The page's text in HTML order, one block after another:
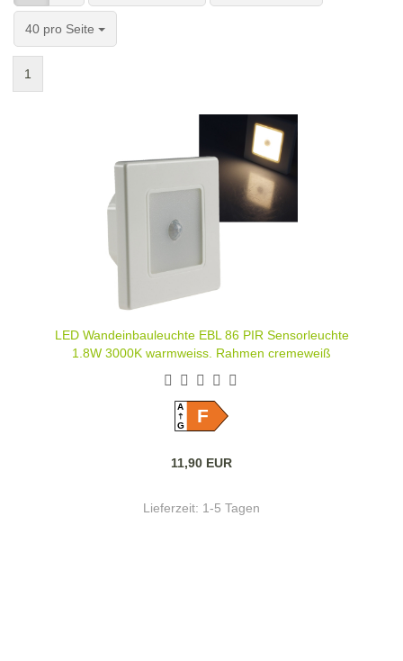
40 pro Seite
pro Seite
1
LED Wandeinbauleuchte EBL 86 PIR Sensorleuchte
1,8W 3000K warmweiss, Rahmen cremeweiß
A
GF
11,90 EUR
Lieferzeit: 1-5 Tagen